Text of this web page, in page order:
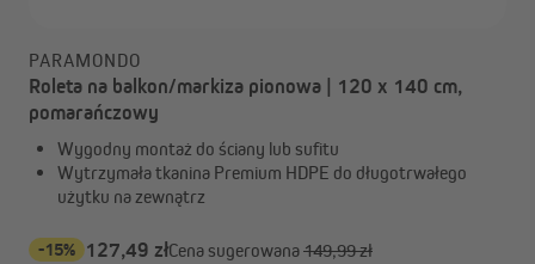
PARAMONDO
Roleta na balkon/markiza pionowa | 120 x 140 cm,
pomarańczowy
Wygodny montaż do ściany lub sufitu
Wytrzymała tkanina Premium HDPE do długotrwałego
użytku na zewnątrz
-15% 127,49 złCena sugerowana149,99 zł